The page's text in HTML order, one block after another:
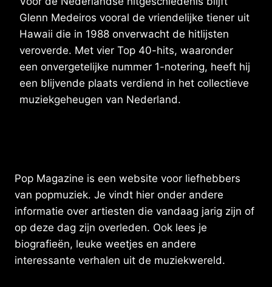
Glenn Medeiros vooral de vriendelijke tiener uit
Hawaii die in 1988 onverwacht de hitlijsten
veroverde. Met vier Top 40-hits, waaronder
een onvergetelijke nummer 1-notering, heeft hij
een blijvende plaats verdiend in het collectieve
muziekgeheugen van Nederland.
Pop Magazine is een website voor liefhebbers
van popmuziek. Je vindt hier onder andere
informatie over artiesten die vandaag jarig zijn of
op deze dag zijn overleden. Ook lees je
biografieën, leuke weetjes en andere
interessante verhalen uit de muziekwereld.